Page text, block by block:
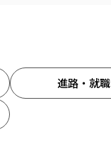
進路・就職